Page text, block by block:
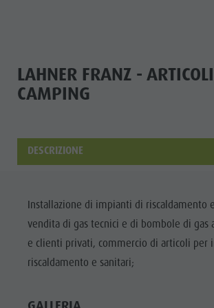
Musei
Località e dintorni
Highlight Events
Tutti gli eventi
Benessere
Famiglia & bambini
Programma settimanale
Sentieri tematici
Golf
Parapendio
Volo in mongolfiera
Rafting & Canyoning
Prenota vacanza
Mobilità locale
Come arrivare
Webcam
Meteo
Contatto
Brunico città
Visite guidate
Highlight Events
Must-sees
Ritiri
LAHNER FRANZ -
CAMPING
DESCRIZIONE
Installazione di impianti di riscaldamento
vendita di gas tecnici e di bombole di gas
e clienti privati, commercio di articoli per
riscaldamento e sanitari;